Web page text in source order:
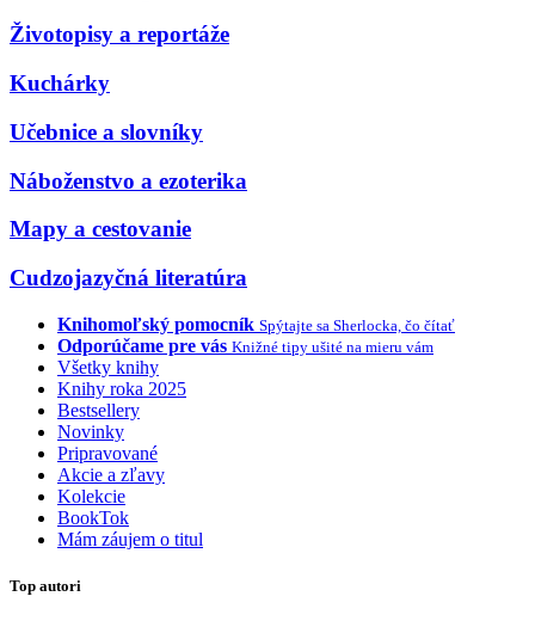
Životopisy a reportáže
Kuchárky
Učebnice a slovníky
Náboženstvo a ezoterika
Mapy a cestovanie
Cudzojazyčná literatúra
Knihomoľský pomocník Spýtajte sa Sherlocka, čo čítať
Odporúčame pre vás Knižné tipy ušité na mieru vám
Všetky knihy
Knihy roka 2025
Bestsellery
Novinky
Pripravované
Akcie a zľavy
Kolekcie
BookTok
Mám záujem o titul
Top autori